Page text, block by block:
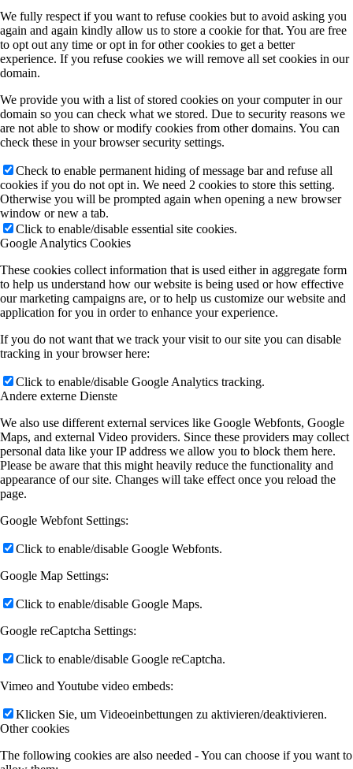
We fully respect if you want to refuse cookies but to avoid asking you
again and again kindly allow us to store a cookie for that. You are free
to opt out any time or opt in for other cookies to get a better
experience. If you refuse cookies we will remove all set cookies in our
domain.
We provide you with a list of stored cookies on your computer in our
domain so you can check what we stored. Due to security reasons we
are not able to show or modify cookies from other domains. You can
check these in your browser security settings.
Check to enable permanent hiding of message bar and refuse all
cookies if you do not opt in. We need 2 cookies to store this setting.
Otherwise you will be prompted again when opening a new browser
window or new a tab.
Click to enable/disable essential site cookies.
Google Analytics Cookies
These cookies collect information that is used either in aggregate form
to help us understand how our website is being used or how effective
our marketing campaigns are, or to help us customize our website and
application for you in order to enhance your experience.
If you do not want that we track your visit to our site you can disable
tracking in your browser here:
Click to enable/disable Google Analytics tracking.
Andere externe Dienste
We also use different external services like Google Webfonts, Google
Maps, and external Video providers. Since these providers may collect
personal data like your IP address we allow you to block them here.
Please be aware that this might heavily reduce the functionality and
appearance of our site. Changes will take effect once you reload the
page.
Google Webfont Settings:
Click to enable/disable Google Webfonts.
Google Map Settings:
Click to enable/disable Google Maps.
Google reCaptcha Settings:
Click to enable/disable Google reCaptcha.
Vimeo and Youtube video embeds:
Klicken Sie, um Videoeinbettungen zu aktivieren/deaktivieren.
Other cookies
The following cookies are also needed - You can choose if you want to